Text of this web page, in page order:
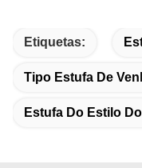
Etiquetas:
Tipo Estufa De
Estufa Do Estilo